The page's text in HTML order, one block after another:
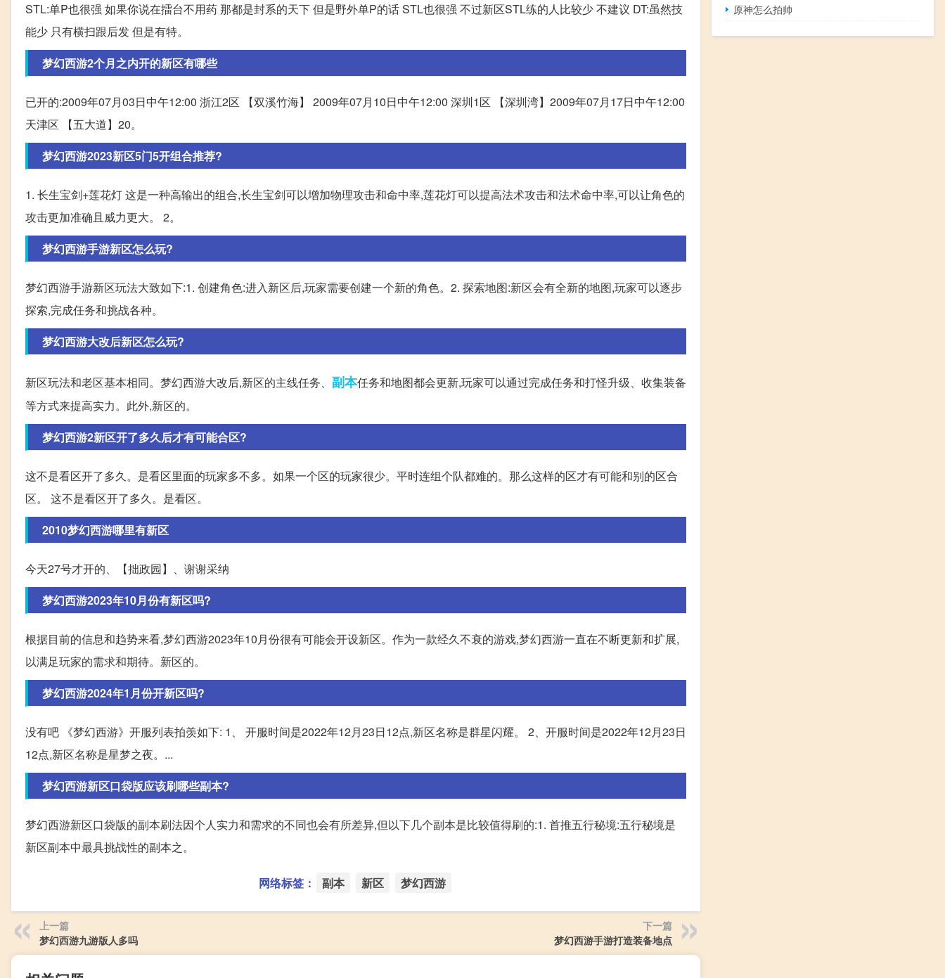
STL:单P也很强 如果你说在擂台不用药 那都是封系的天下 但是野外单P的话 STL也很强 不过新区STL练的人比较少 不建议 DT:虽然技
能少 只有横扫跟后发 但是有特。
梦幻西游2个月之内开的新区有哪些
已开的:2009年07月03日中午12:00 浙江2区 【双溪竹海】 2009年07月10日中午12:00 深圳1区 【深圳湾】2009年07月17日中午12:00
天津区 【五大道】20。
梦幻西游2023新区5门5开组合推荐?
1. 长生宝剑+莲花灯 这是一种高输出的组合,长生宝剑可以增加物理攻击和命中率,莲花灯可以提高法术攻击和法术命中率,可以让角色的
攻击更加准确且威力更大。 2。
梦幻西游手游新区怎么玩?
梦幻西游手游新区玩法大致如下:1. 创建角色:进入新区后,玩家需要创建一个新的角色。2. 探索地图:新区会有全新的地图,玩家可以逐步
探索,完成任务和挑战各种。
梦幻西游大改后新区怎么玩?
新区玩法和老区基本相同。梦幻西游大改后,新区的主线任务、 副本任务和地图都会更新,玩家可以通过完成任务和打怪升级、收集装备
等方式来提高实力。此外,新区的。
梦幻西游2新区开了多久后才有可能合区?
这不是看区开了多久。是看区里面的玩家多不多。如果一个区的玩家很少。平时连组个队都难的。那么这样的区才有可能和别的区合
区。 这不是看区开了多久。是看区。
2010梦幻西游哪里有新区
今天27号才开的、【拙政园】、谢谢采纳
梦幻西游2023年10月份有新区吗?
根据目前的信息和趋势来看,梦幻西游2023年10月份很有可能会开设新区。作为一款经久不衰的游戏,梦幻西游一直在不断更新和扩展,
以满足玩家的需求和期待。新区的。
梦幻西游2024年1月份开新区吗?
没有吧 《梦幻西游》开服列表拍羡如下: 1、 开服时间是2022年12月23日12点,新区名称是群星闪耀。 2、开服时间是2022年12月23日
12点,新区名称是星梦之夜。...
梦幻西游新区口袋版应该刷哪些副本?
梦幻西游新区口袋版的副本刷法因个人实力和需求的不同也会有所差异,但以下几个副本是比较值得刷的:1. 首推五行秘境:五行秘境是
新区副本中最具挑战性的副本之。
网络标签： 副本 新区 梦幻西游
上一篇
梦幻西游九游版人多吗
下一篇
梦幻西游手游打造装备地点
原神怎么拍帅